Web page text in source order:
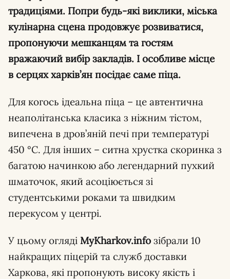
традиціями. Попри будь-які виклики, міська
кулінарна сцена продовжує розвиватися,
пропонуючи мешканцям та гостям
вражаючий вибір закладів. І особливе місце
в серцях харків’ян посідає саме піца.
Для когось ідеальна піца – це автентична
неаполітанська класика з ніжним тістом,
випечена в дров’яній печі при температурі
450 °C. Для інших – ситна хрустка скоринка з
багатою начинкою або легендарний пухкий
шматочок, який асоціюється зі
студентськими роками та швидким
перекусом у центрі.
У цьому огляді MyKharkov.info зібрали 10
найкращих піцерій та служб доставки
Харкова, які пропонують високу якість і